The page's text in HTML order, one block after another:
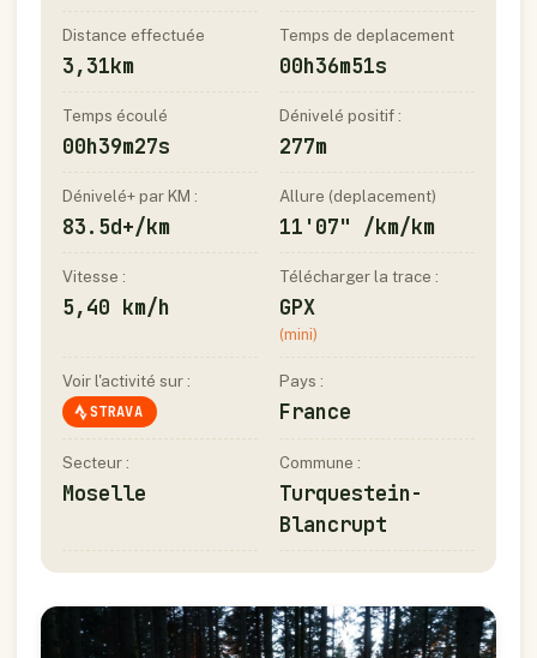
Distance effectuée
3,31km
Temps de deplacement
00h36m51s
Temps écoulé
00h39m27s
Dénivelé positif :
277m
Dénivelé+ par KM :
83.5d+/km
Allure (deplacement)
11'07" /km/km
Vitesse :
5,40 km/h
Télécharger la trace :
GPX
(mini)
Voir l'activité sur :
STRAVA
Pays :
France
Secteur :
Moselle
Commune :
Turquestein-
Blancrupt